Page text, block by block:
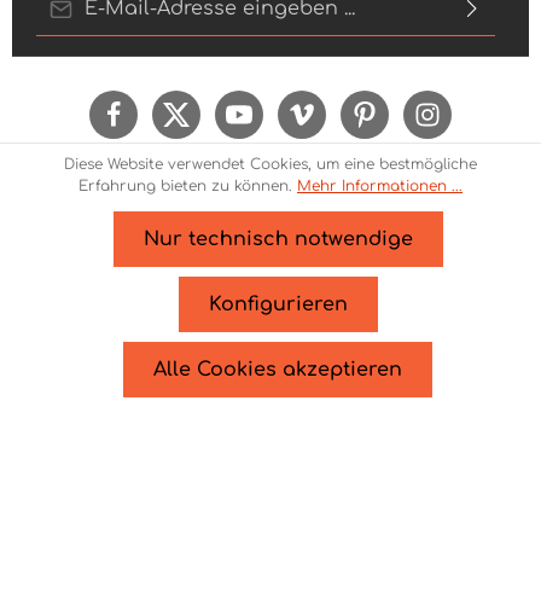
Ich habe dieDatenschutzbestimmungenzur
bin mit ihnen einverstanden.
Um weiterzugehen, geben Sie die oben
abgebildeten Zeichen ein*
Design
und ggf. Nachnahmegebühren, wenn
nicht anders angegeben.
Diese Website verwendet Cookies, um eine bestmögliche
Erfahrung bieten zu können. Mehr Informationen ...
Nur technisch notwendige
Konfigurieren
Alle Cookies akzeptieren